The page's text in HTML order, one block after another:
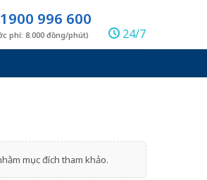
996 600
phí: 8.000 đồng/phút) 24/7
mục đích tham khảo.